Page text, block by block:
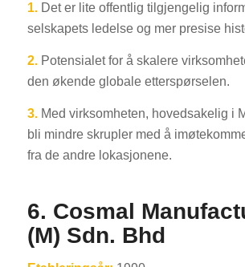
1.Det er lite offentlig tilgjengelig
selskapets ledelse og mer presise
2.Potensialet for å skalere
den økende globale etterspørselen.
3.Med virksomheten, hovedsakelig i
bli mindre skrupler med å
fra de andre lokasjonene.
6. Cosmal
(M) Sdn. Bhd